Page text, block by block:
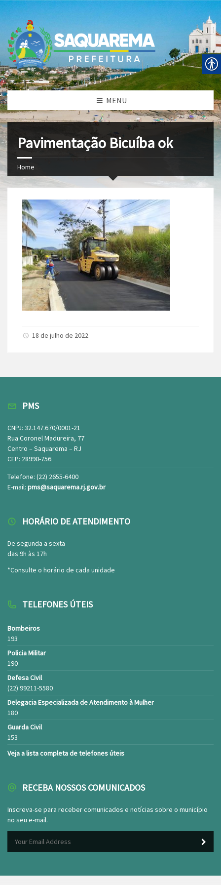
MENU
Pavimentação Bicuíba ok
Home
18 de julho de 2022
PMS
CNPJ: 32.147.670/0001-21
Rua Coronel Madureira, 77
Centro – Saquarema – RJ
CEP: 28990-756
Telefone: (22) 2655-6400
E-mail: pms@saquarema.rj.gov.br
HORÁRIO DE ATENDIMENTO
De segunda a sexta
das 9h às 17h
*Consulte o horário de cada unidade
TELEFONES ÚTEIS
Bombeiros
193
Policia Militar
190
Defesa Civil
(22) 99211-5580
Delegacia Especializada de Atendimento à Mulher
180
Guarda Civil
153
Veja a lista completa de telefones úteis
RECEBA NOSSOS COMUNICADOS
Inscreva-se para receber comunicados e notícias sobre o município
no seu e-mail.